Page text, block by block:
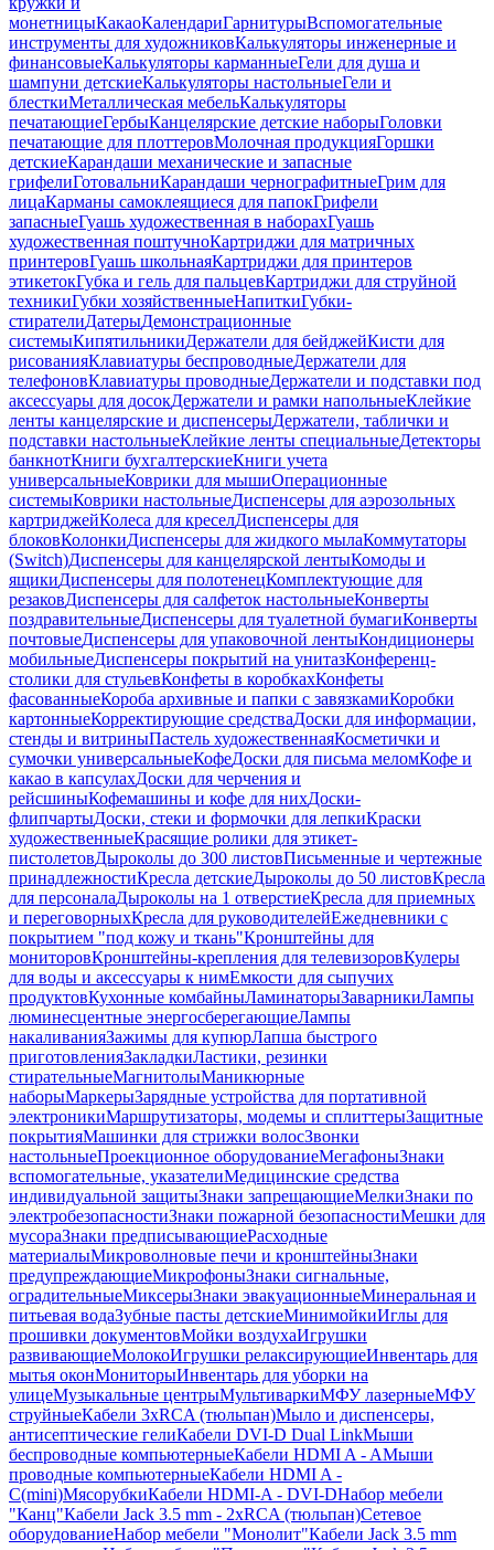
монетницыКакаоКалендариГарнитурыВспомогательные
инструменты для художниковКалькуляторы инженерные и
финансовыеКалькуляторы карманныеГели для душа и
шампуни детскиеКалькуляторы настольныеГели и
блесткиМеталлическая мебельКалькуляторы
печатающиеГербыКанцелярские детские наборыГоловки
печатающие для плоттеровМолочная продукцияГоршки
детскиеКарандаши механические и запасные
грифелиГотовальниКарандаши чернографитныеГрим для
лицаКарманы самоклеящиеся для папокГрифели
запасныеГуашь художественная в наборахГуашь
художественная поштучноКартриджи для матричных
принтеровГуашь школьнаяКартриджи для принтеров
этикетокГубка и гель для пальцевКартриджи для струйной
техникиГубки хозяйственныеНапиткиГубки-
стирателиДатерыДемонстрационные
системыКипятильникиДержатели для бейджейКисти для
рисованияКлавиатуры беспроводныеДержатели для
телефоновКлавиатуры проводныеДержатели и подставки под
аксессуары для досокДержатели и рамки напольныеКлейкие
ленты канцелярские и диспенсерыДержатели, таблички и
подставки настольныеКлейкие ленты специальныеДетекторы
банкнотКниги бухгалтерскиеКниги учета
универсальныеКоврики для мышиОперационные
системыКоврики настольныеДиспенсеры для аэрозольных
картриджейКолеса для креселДиспенсеры для
блоковКолонкиДиспенсеры для жидкого мылаКоммутаторы
(Switch)Диспенсеры для канцелярской лентыКомоды и
ящикиДиспенсеры для полотенецКомплектующие для
резаковДиспенсеры для салфеток настольныеКонверты
поздравительныеДиспенсеры для туалетной бумагиКонверты
почтовыеДиспенсеры для упаковочной лентыКондиционеры
мобильныеДиспенсеры покрытий на унитазКонференц-
столики для стульевКонфеты в коробкахКонфеты
фасованныеКороба архивные и папки с завязкамиКоробки
картонныеКорректирующие средстваДоски для информации,
стенды и витриныПастель художественнаяКосметички и
сумочки универсальныеКофеДоски для письма меломКофе и
какао в капсулахДоски для черчения и
рейсшиныКофемашины и кофе для нихДоски-
флипчартыДоски, стеки и формочки для лепкиКраски
художественныеКрасящие ролики для этикет-
пистолетовДыроколы до 300 листовПисьменные и чертежные
принадлежностиКресла детскиеДыроколы до 50 листовКресла
для персоналаДыроколы на 1 отверстиеКресла для приемных
и переговорныхКресла для руководителейЕжедневники с
покрытием "под кожу и ткань"Кронштейны для
мониторовКронштейны-крепления для телевизоровКулеры
для воды и аксессуары к нимЕмкости для сыпучих
продуктовКухонные комбайныЛаминаторыЗаварникиЛампы
люминесцентные энергосберегающиеЛампы
накаливанияЗажимы для купюрЛапша быстрого
приготовленияЗакладкиЛастики, резинки
стирательныеМагнитолыМаникюрные
наборыМаркерыЗарядные устройства для портативной
электроникиМаршрутизаторы, модемы и сплиттерыЗащитные
покрытияМашинки для стрижки волосЗвонки
настольныеПроекционное оборудованиеМегафоныЗнаки
вспомогательные, указателиМедицинские средства
индивидуальной защитыЗнаки запрещающиеМелкиЗнаки по
электробезопасностиЗнаки пожарной безопасностиМешки для
мусораЗнаки предписывающиеРасходные
материалыМикроволновые печи и кронштейныЗнаки
предупреждающиеМикрофоныЗнаки сигнальные,
оградительныеМиксерыЗнаки эвакуационныеМинеральная и
питьевая водаЗубные пасты детскиеМинимойкиИглы для
прошивки документовМойки воздухаИгрушки
развивающиеМолокоИгрушки релаксирующиеИнвентарь для
мытья оконМониторыИнвентарь для уборки на
улицеМузыкальные центрыМультиваркиМФУ лазерныеМФУ
струйныеКабели 3xRCA (тюльпан)Мыло и диспенсеры,
антисептические гелиКабели DVI-D Dual LinkМыши
беспроводные компьютерныеКабели HDMI A - AМыши
проводные компьютерныеКабели HDMI A -
C(mini)МясорубкиКабели HDMI-A - DVI-DНабор мебели
"Канц"Кабели Jack 3.5 mm - 2xRCA (тюльпан)Сетевое
оборудованиеНабор мебели "Монолит"Кабели Jack 3.5 mm